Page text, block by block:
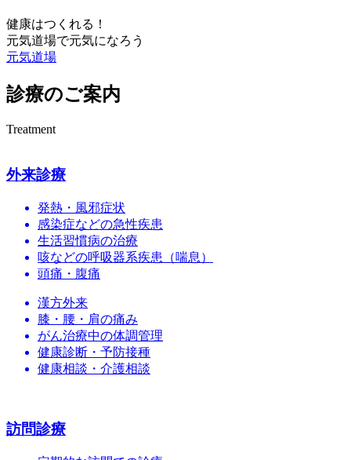
健康はつくれる！
元気道場で元気になろう
元気道場
診療のご案内
Treatment
外来診療
発熱・風邪症状
感染症などの急性疾患
生活習慣病の治療
咳などの呼吸器系疾患（喘息）
頭痛・腹痛
漢方外来
膝・腰・肩の痛み
がん治療中の体調管理
健康診断・予防接種
健康相談・介護相談
訪問診療